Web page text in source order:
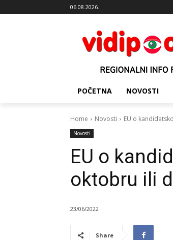
06.08.2026.
POČETNA NOVOSTI
Home Novosti EU o
Novosti
EU o
oktobru ili
23/06/2022
Share